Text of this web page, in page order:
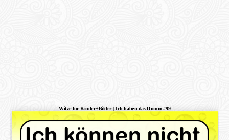
Witze für Kinder+Bilder | Ich haben das Dumm #99